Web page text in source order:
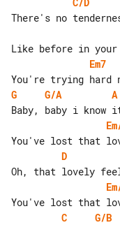
Em7
G
G/A A
D
C
G/B